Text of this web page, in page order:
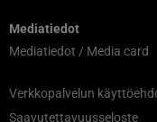
Mediatiedot
Mediatiedot / Media card
Verkkopalvelun
Saavutettavuusseloste